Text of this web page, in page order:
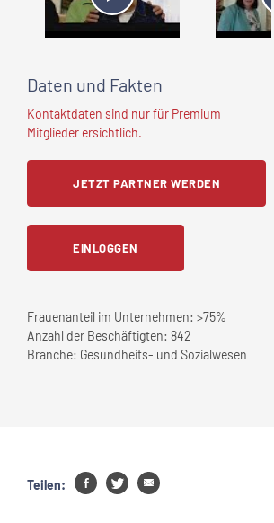
Daten und Fakten
Kontaktdaten sind nur für Premium
Mitglieder ersichtlich.
JETZT PARTNER WERDEN
EINLOGGEN
Frauenanteil im Unternehmen: >75%
Anzahl der Beschäftigten: 842
Branche: Gesundheits- und Sozialwesen
Teilen: